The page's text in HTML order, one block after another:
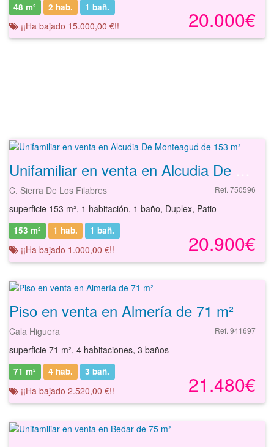
20.000€
48 m² 2 hab. 1 bañ.
¡¡Ha bajado 15.000,00 €!!
C. Sierra De Los Filabres Ref. 750596
superficie 153 m², 1 habitación, 1 baño, Duplex, Patio
20.900€
153 m² 1 hab. 1 bañ.
¡¡Ha bajado 1.000,00 €!!
Piso en venta en Almería de 71 m²
Cala Higuera Ref. 941697
superficie 71 m², 4 habitaciones, 3 baños
21.480€
71 m² 4 hab. 3 bañ.
¡¡Ha bajado 2.520,00 €!!